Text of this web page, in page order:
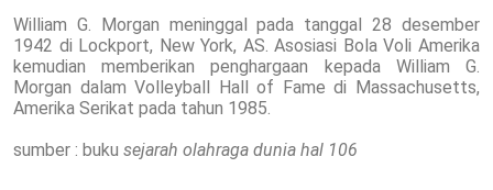
William G. Morgan meninggal pada tanggal 28 desember
1942 di Lockport, New York, AS. Asosiasi Bola Voli Amerika
kemudian memberikan penghargaan kepada William G.
Morgan dalam Volleyball Hall of Fame di Massachusetts,
Amerika Serikat pada tahun 1985.
sumber : buku sejarah olahraga dunia hal 106